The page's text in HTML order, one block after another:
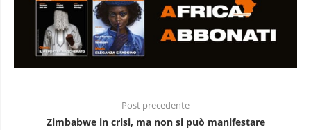
Post precedente
Zimbabwe in crisi, ma non si può manifestare